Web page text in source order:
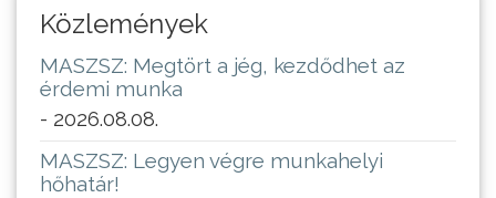
Közlemények
MASZSZ: Megtört a jég, kezdődhet az
érdemi munka
- 2026.08.08.
MASZSZ: Legyen végre munkahelyi
hőhatár!